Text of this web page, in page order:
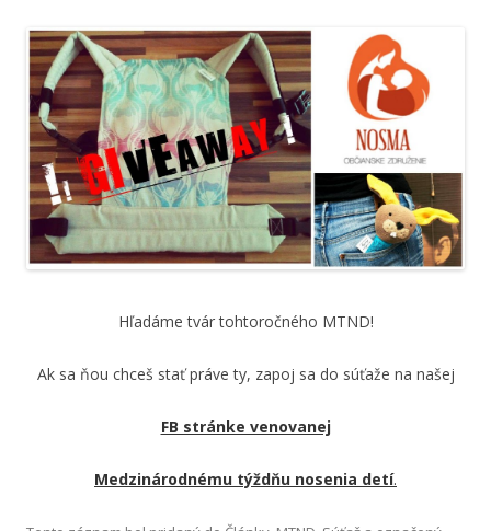
Hľadáme tvár tohtoročného MTND!
Ak sa ňou chceš stať práve ty, zapoj sa do súťaže na našej
FB stránke venovanej
Medzinárodnému týždňu nosenia detí.